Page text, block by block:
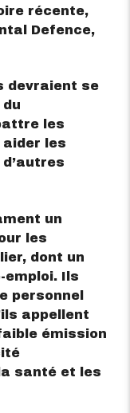
récente,
Defence,
devraient se
les
les
un
les
dont un
emploi. Ils
personnel
appellent
émission
santé et les